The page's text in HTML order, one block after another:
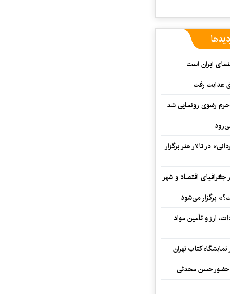
ایران است
هدایت رفت
حرم رضوی رونمایی شد
در تالار هنر برگزار
اقتصاد و شهر
برگزار می‌شود
ارز و تأمین مواد
کتاب تهران
حضور حسن محدثی